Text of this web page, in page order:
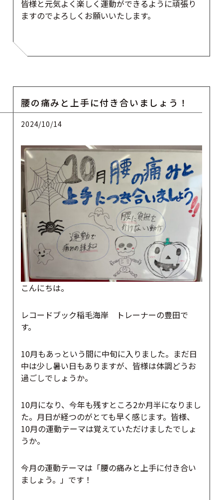
皆様と元気よく楽しく運動ができるように頑張り
ますのでよろしくお願いいたします。
腰の痛みと上手に付き合いましょう！
2024/10/14
こんにちは。
レコードブック稲毛海岸 トレーナーの豊田で
す。
10月もあっという間に中旬に入りました。まだ日
中は少し暑い日もありますが、皆様は体調どうお
過ごしでしょうか。
10月になり、今年も残すところ2か月半になりまし
た。月日が経つのがとても早く感じます。皆様、
10月の運動テーマは覚えていただけましたでしょ
うか。
今月の運動テーマは「腰の痛みと上手に付き合い
ましょう。」です！